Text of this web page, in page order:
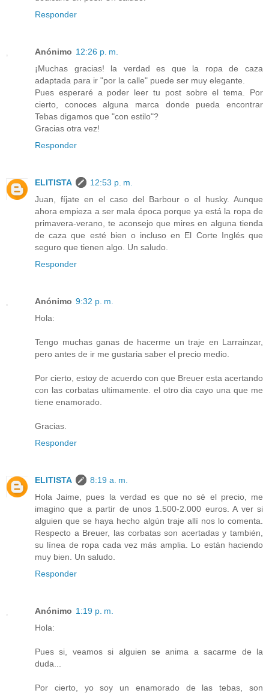
Responder
Anónimo 12:26 p. m.
¡Muchas gracias! la verdad es que la ropa de caza
adaptada para ir "por la calle" puede ser muy elegante.
Pues esperaré a poder leer tu post sobre el tema. Por
cierto, conoces alguna marca donde pueda encontrar
Tebas digamos que "con estilo"?
Gracias otra vez!
Responder
ELITISTA
12:53 p. m.
Juan, fíjate en el caso del Barbour o el husky. Aunque
ahora empieza a ser mala época porque ya está la ropa de
primavera-verano, te aconsejo que mires en alguna tienda
de caza que esté bien o incluso en El Corte Inglés que
seguro que tienen algo. Un saludo.
Responder
Anónimo 9:32 p. m.
Hola:
Tengo muchas ganas de hacerme un traje en Larrainzar,
pero antes de ir me gustaria saber el precio medio.
Por cierto, estoy de acuerdo con que Breuer esta acertando
con las corbatas ultimamente. el otro dia cayo una que me
tiene enamorado.
Gracias.
Responder
ELITISTA
8:19 a. m.
Hola Jaime, pues la verdad es que no sé el precio, me
imagino que a partir de unos 1.500-2.000 euros. A ver si
alguien que se haya hecho algún traje allí nos lo comenta.
Respecto a Breuer, las corbatas son acertadas y también,
su línea de ropa cada vez más amplia. Lo están haciendo
muy bien. Un saludo.
Responder
Anónimo 1:19 p. m.
Hola:
Pues si, veamos si alguien se anima a sacarme de la
duda...
Por cierto, yo soy un enamorado de las tebas, son